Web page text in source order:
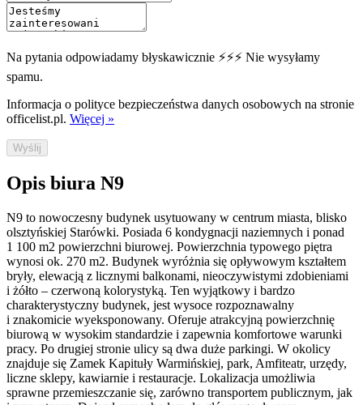
Na pytania odpowiadamy błyskawicznie ⚡⚡⚡ Nie wysyłamy
spamu.
Informacja o polityce bezpieczeństwa danych osobowych na stronie
officelist.pl. Więcej »
Wyślij
Opis biura N9
N9 to nowoczesny budynek usytuowany w centrum miasta, blisko
olsztyńskiej Starówki. Posiada 6 kondygnacji naziemnych i ponad
1 100 m2 powierzchni biurowej. Powierzchnia typowego piętra
wynosi ok. 270 m2. Budynek wyróżnia się opływowym kształtem
bryły, elewacją z licznymi balkonami, nieoczywistymi zdobieniami
i żółto – czerwoną kolorystyką. Ten wyjątkowy i bardzo
charakterystyczny budynek, jest wysoce rozpoznawalny
i znakomicie wyeksponowany. Oferuje atrakcyjną powierzchnię
biurową w wysokim standardzie i zapewnia komfortowe warunki
pracy. Po drugiej stronie ulicy są dwa duże parkingi. W okolicy
znajduje się Zamek Kapituły Warmińskiej, park, Amfiteatr, urzędy,
liczne sklepy, kawiarnie i restauracje. Lokalizacja umożliwia
sprawne przemieszczanie się, zarówno transportem publicznym, jak